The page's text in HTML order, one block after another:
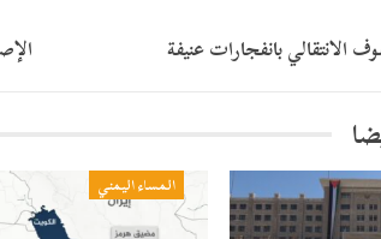
بانفجارات عنيفة
المساء اليمني